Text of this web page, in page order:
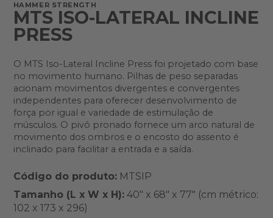
HAMMER STRENGTH
MTS ISO-LATERAL INCLINE
PRESS
O MTS Iso-Lateral Incline Press foi projetado com base
no movimento humano. Pilhas de peso separadas
acionam movimentos divergentes e convergentes
independentes para oferecer desenvolvimento de
força por igual e variedade de estimulação de
músculos. O pivô pronado fornece um arco natural de
movimento dos ombros e o encosto do assento é
inclinado para facilitar a entrada e a saída.
Código do produto:MTSIP
Tamanho (L x W x H):40" x 68" x 77" (cm métrico:
102 x 173 x 296)